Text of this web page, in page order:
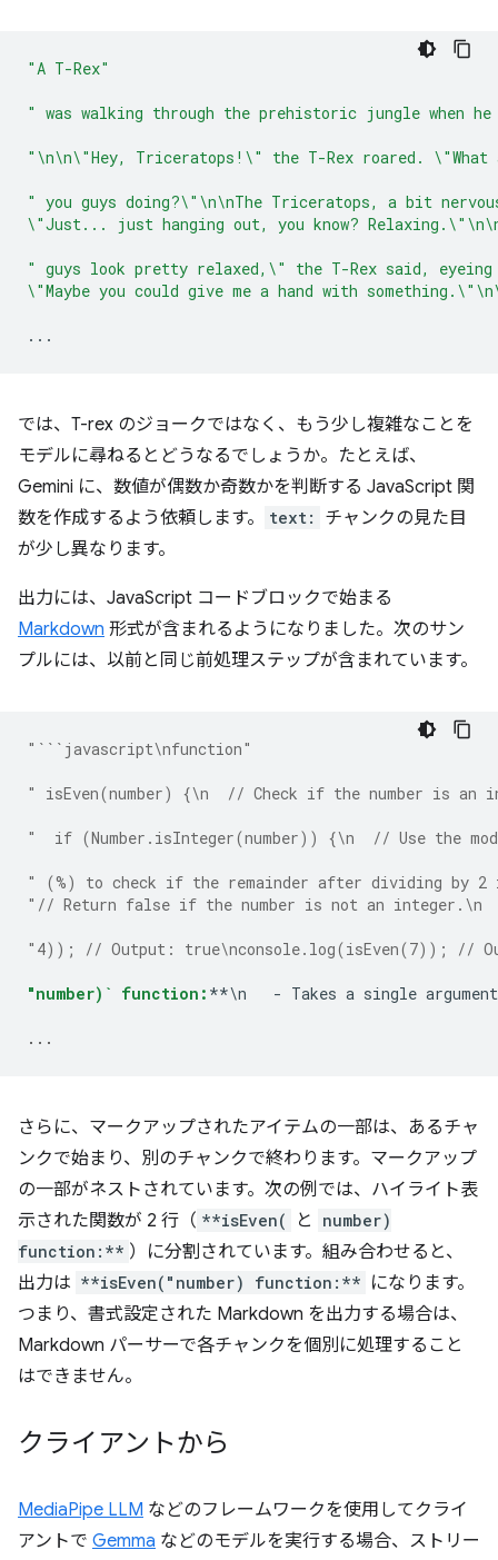
"A T-Rex"
" was walking through the prehistoric jungle when
"\n\n\"Hey, Triceratops!\" the T-Rex roared. \"What
" you guys doing?\"\n\nThe Triceratops, a bit
\"Just... just hanging out, you know?
" guys look pretty relaxed,\" the T-Rex said,
\"Maybe you could give me a hand with
...
では、T-rex のジョークではなく、もう少し複雑なことを
モデルに尋ねるとどうなるでしょうか。たとえば、
Gemini に、数値が偶数か奇数かを判断する JavaScript 関
数を作成するよう依頼します。
text:
チャンクの見た目
が少し異なります。
出力には、JavaScript コードブロックで始まる
Markdown 形式が含まれるようになりました。次のサン
プルには、以前と同じ前処理ステップが含まれています。
"```javascript\nfunction"
" isEven(number) {\n  // Check if the number is an
"  if (Number.isInteger(number)) {\n  // Use the
" (%) to check if the remainder after dividing by
"// Return false if the number is not an integer.\n
"4)); // Output: true\nconsole.log(isEven(7)); //
"number)` function: **\n   - Takes a single
...
さらに、マークアップされたアイテムの一部は、あるチャ
ンクで始まり、別のチャンクで終わります。マークアップ
の一部がネストされています。次の例では、ハイライト表
示された関数が 2 行（ **isEven( と
number)
function:** ）に分割されています。組み合わせると、
出力は **isEven("number) function:** になります。
つまり、書式設定された Markdown を出力する場合は、
Markdown パーサーで各チャンクを個別に処理すること
はできません。
クライアントから
MediaPipe LLM などのフレームワークを使用してクライ
アントで Gemma などのモデルを実行する場合、ストリー